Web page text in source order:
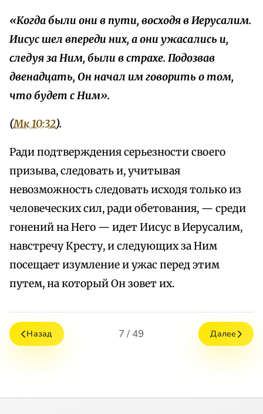
«Когда были они в пути, восходя в Иерусалим.
Иисус шел впереди них, а они ужасались и,
следуя за Ним, были в страхе. Подозвав
двенадцать, Он начал им говорить о том,
что будет с Ним».
(Мк 10:32).
Ради подтверждения серьезности своего
призыва, следовать и, учитывая
невозможность следовать исходя только из
человеческих сил, ради обетования, — среди
гонений на Него — идет Иисус в Иерусалим,
навстречу Кресту, и следующих за Ним
посещает изумление и ужас перед этим
путем, на который Он зовет их.
Назад 7 / 49 Далее